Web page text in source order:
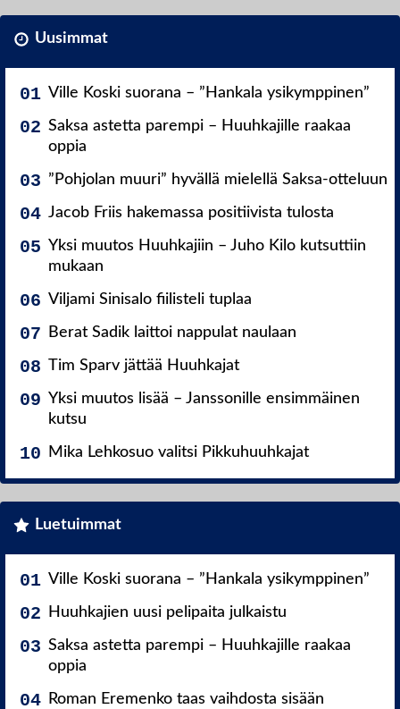
Uusimmat
Ville Koski suorana – ”Hankala ysikymppinen”
Saksa astetta parempi – Huuhkajille raakaa
oppia
”Pohjolan muuri” hyvällä mielellä Saksa-otteluun
Jacob Friis hakemassa positiivista tulosta
Yksi muutos Huuhkajiin – Juho Kilo kutsuttiin
mukaan
Viljami Sinisalo fiilisteli tuplaa
Berat Sadik laittoi nappulat naulaan
Tim Sparv jättää Huuhkajat
Yksi muutos lisää – Janssonille ensimmäinen
kutsu
Mika Lehkosuo valitsi Pikkuhuuhkajat
Luetuimmat
Ville Koski suorana – ”Hankala ysikymppinen”
Huuhkajien uusi pelipaita julkaistu
Saksa astetta parempi – Huuhkajille raakaa
oppia
Roman Eremenko taas vaihdosta sisään